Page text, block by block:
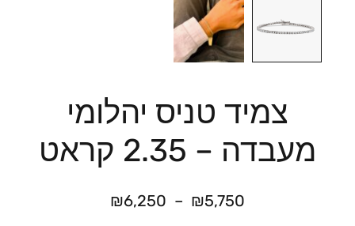
צמיד טניס יהלומי
מעבדה – 2.35 קראט
₪5,750
–
₪6,250